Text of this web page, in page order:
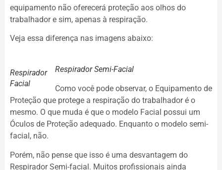
equipamento não oferecerá proteção aos olhos do
trabalhador e sim, apenas à respiração.
Veja essa diferença nas imagens abaixo:
Respirador
Facial
Respirador Semi-Facial
Como você pode observar, o Equipamento de
Proteção que protege a respiração do trabalhador é o
mesmo. O que muda é que o modelo Facial possui um
Óculos de Proteção adequado. Enquanto o modelo semi-
facial, não.
Porém, não pense que isso é uma desvantagem do
Respirador Semi-facial. Muitos profissionais ainda